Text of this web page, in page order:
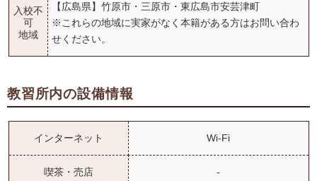
入校不
可
地域
【広島県】竹原市・三原市・東広島市安芸津町
※これらの地域に実家がなく本籍がある方はお問い合わ
せください。
教習所内の設備情報
インターネット Wi-Fi
喫茶・売店 -